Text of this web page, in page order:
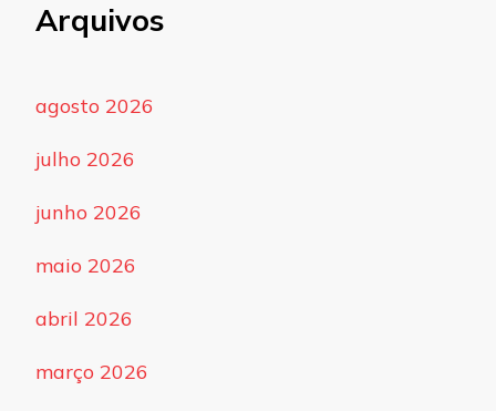
Arquivos
agosto 2026
julho 2026
junho 2026
maio 2026
abril 2026
março 2026